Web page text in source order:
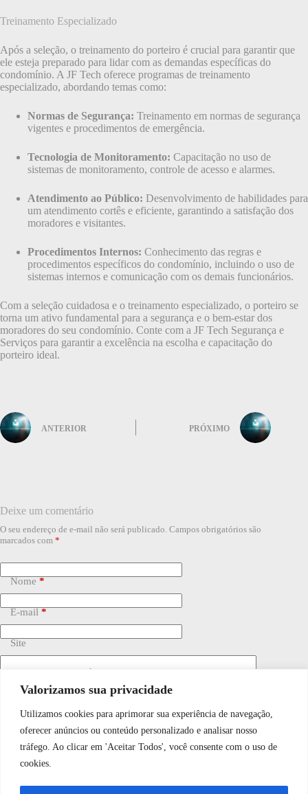
Valorizamos sua privacidade
Utilizamos cookies para aprimorar sua experiência de navegação,
oferecer anúncios ou conteúdo personalizado e analisar nosso
tráfego. Ao clicar em 'Aceitar Todos', você consente com o uso de
cookies.
Treinamento Especializado
Após a seleção, o treinamento do porteiro é crucial para garantir que
ele esteja preparado para lidar com as demandas específicas do
condomínio. A JF Tech oferece programas de treinamento
especializado, abordando temas como:
Normas de Segurança: Treinamento em normas de segurança
vigentes e procedimentos de emergência.
Tecnologia de Monitoramento: Capacitação no uso de
sistemas de monitoramento, controle de acesso e alarmes.
Atendimento ao Público: Desenvolvimento de habilidades para
um atendimento cortês e eficiente, garantindo a satisfação dos
moradores e visitantes.
Procedimentos Internos: Conhecimento das regras e
procedimentos específicos do condomínio, incluindo o uso de
sistemas internos e comunicação com os demais funcionários.
Com a seleção cuidadosa e o treinamento especializado, o porteiro se
torna um ativo fundamental para a segurança e o bem-estar dos
moradores do seu condomínio. Conte com a JF Tech Segurança e
Serviços para garantir a excelência na escolha e capacitação do
porteiro ideal.
ANTERIOR PRÓXIMO
Deixe um comentário
O seu endereço de e-mail não será publicado. Campos obrigatórios são
marcados com *
Nome *
E-mail *
Site
Adicionar comentário
Salvar meu nome, e-mail e site neste navegador para a
WhatsApp JF Tech
Vamos conversar e descobrir como